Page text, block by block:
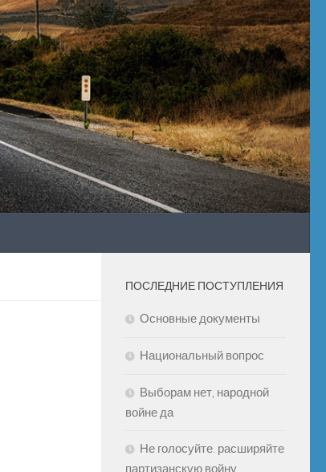
ПОСЛЕДНИЕ ПОСТУПЛЕНИЯ
Основные документы
Национальный вопрос
Выборам нет, народной
войне да
Не голосуйте. расширяйте
партизанскую войну